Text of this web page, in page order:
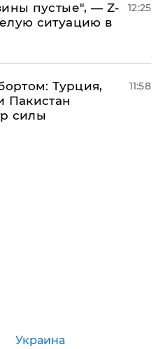
пустые", — Z-
ситуацию в
12:25
Турция,
Пакистан
силы
11:58
Украина